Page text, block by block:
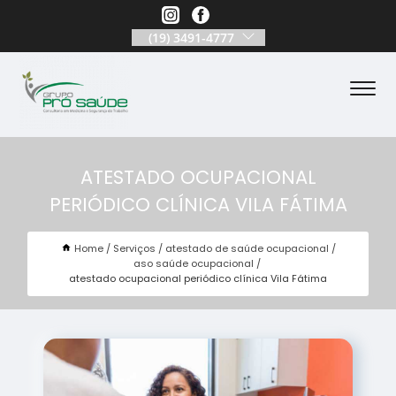
(19) 3491-4777
ATESTADO OCUPACIONAL
PERIÓDICO CLÍNICA VILA FÁTIMA
Home Serviços
atestado de saúde ocupacional
aso saúde ocupacional
atestado ocupacional periódico clínica Vila Fátima